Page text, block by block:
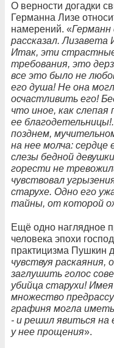
О верности догадки
Германна Лизе
намерений. «Германн
рассказал. Лизавета
Итак, эти
требования, это
все это было не
его душа! Не она
осчастливить его!
что иное, как
ее
позднем,
на нее молча: сердце
слезы бедной
горести не
чувствовал
старухе. Одно его
тайны, от которой
Ещё одно наглядное
человека эпохи
практицизма Пушкин
чувствуя раскаяния,
заглушить голос
убийца старухи!
множество
графиня могла иметь
- и решил явиться
у нее прощения».